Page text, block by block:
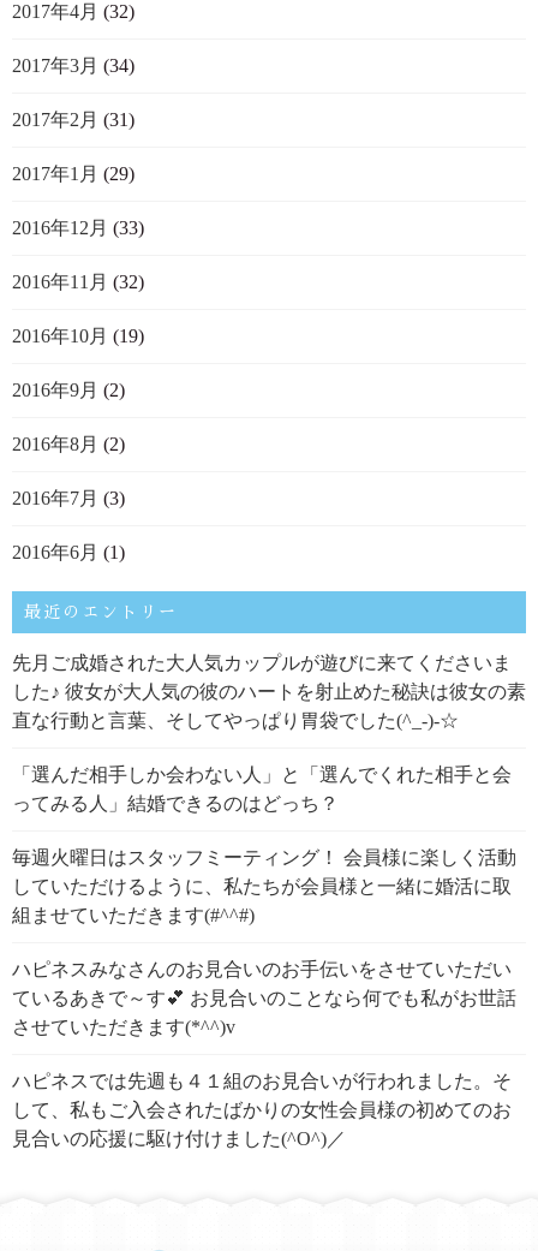
2017年4月 (32)
2017年3月 (34)
2017年2月 (31)
2017年1月 (29)
2016年12月 (33)
2016年11月 (32)
2016年10月 (19)
2016年9月 (2)
2016年8月 (2)
2016年7月 (3)
2016年6月 (1)
最近のエントリー
先月ご成婚された大人気カップルが遊びに来てくださいま
した♪ 彼女が大人気の彼のハートを射止めた秘訣は彼女の素
直な行動と言葉、そしてやっぱり胃袋でした(^_-)-☆
「選んだ相手しか会わない人」と「選んでくれた相手と会
ってみる人」結婚できるのはどっち？
毎週火曜日はスタッフミーティング！ 会員様に楽しく活動
していただけるように、私たちが会員様と一緒に婚活に取
組ませていただきます(#^^#)
ハピネスみなさんのお見合いのお手伝いをさせていただい
ているあきで～す💕 お見合いのことなら何でも私がお世話
させていただきます(*^^)v
ハピネスでは先週も４１組のお見合いが行われました。そ
して、私もご入会されたばかりの女性会員様の初めてのお
見合いの応援に駆け付けました(^O^)／